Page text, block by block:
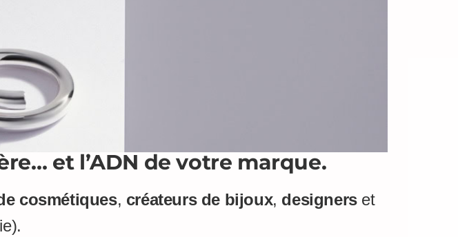
et l’ADN de votre marque.
cosmétiques, créateurs de bijoux, designerset